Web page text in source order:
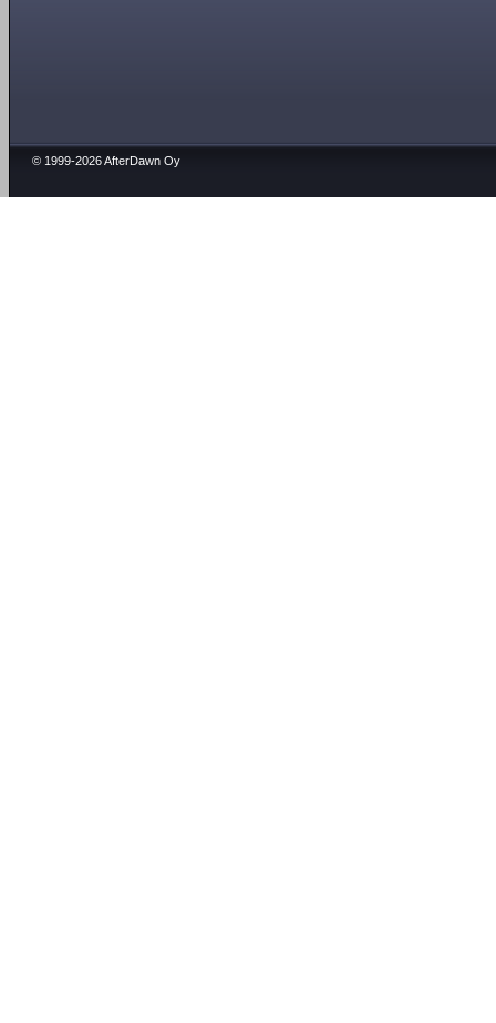
© 1999-2026 AfterDawn Oy